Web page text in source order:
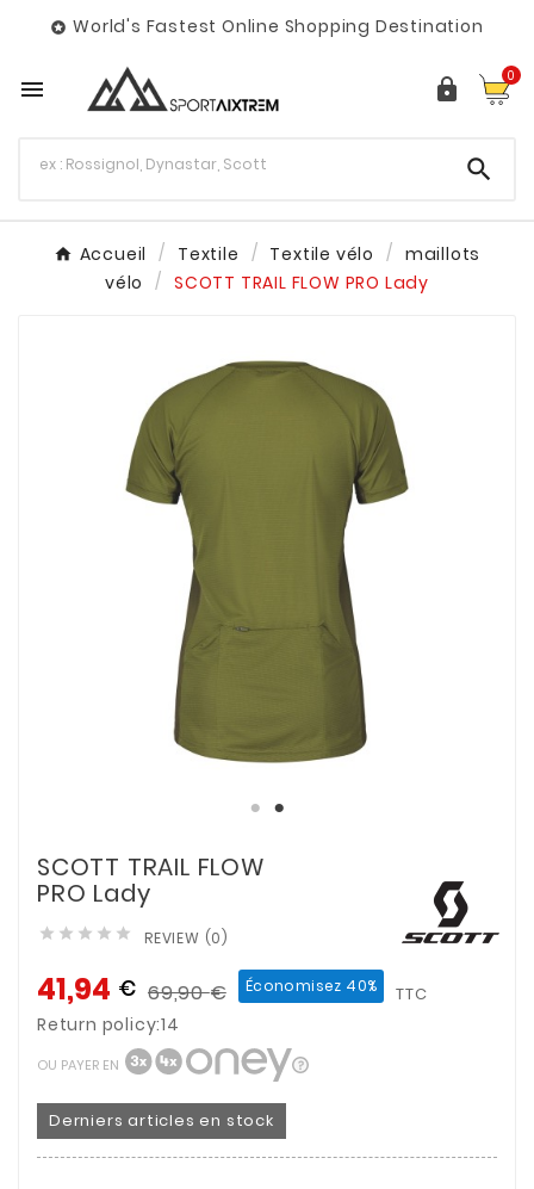
 World's Fastest Online Shopping Destination
  0

Accueil Textile Textile vélo
maillots
vélo
SCOTT TRAIL FLOW PRO Lady
SCOTT TRAIL FLOW
PRO Lady
     REVIEW (0)
41,94 € 69,90€ Économisez 40% TTC
Return policy:14
OU PAYER EN
Derniers articles en stock